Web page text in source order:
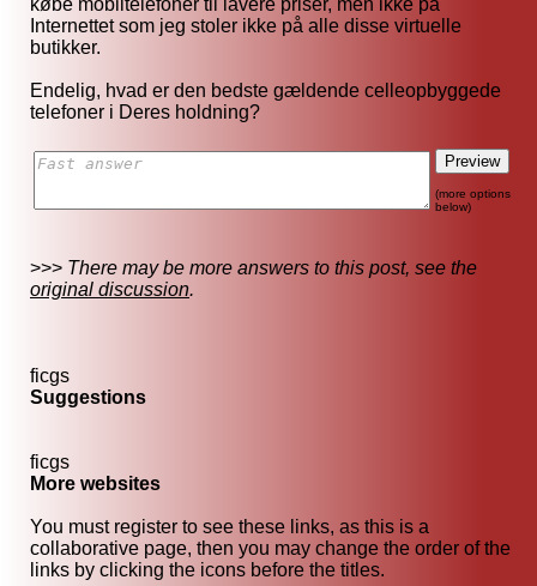
købe mobiltelefoner til lavere priser, men ikke på
Internettet som jeg stoler ikke på alle disse virtuelle
butikker.
Endelig, hvad er den bedste gældende celleopbyggede
telefoner i Deres holdning?
(more options
below)
>>> There may be more answers to this post, see the
original discussion.
ficgs
Suggestions
ficgs
More websites
You must register to see these links, as this is a
collaborative page, then you may change the order of the
links by clicking the icons before the titles.